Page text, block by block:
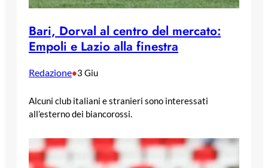
Bari, Dorval al centro del mercato:
Empoli e Lazio alla finestra
Redazione•3 Giu
Alcuni club italiani e stranieri sono interessati
all’esterno dei biancorossi.